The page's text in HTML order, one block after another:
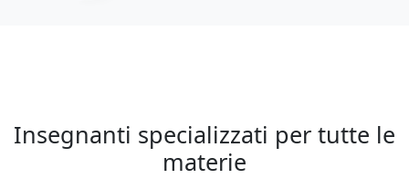
Insegnanti specializzati per tutte le
materie